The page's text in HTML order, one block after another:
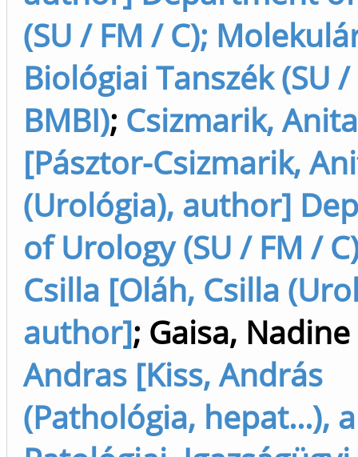
(SU / FM / C);
Biológiai Tanszék (SU
BMBI); Csizmarik, Anita
[Pásztor-Csizmarik,
(Urológia), author]
of Urology (SU / FM /
Csilla [Oláh, Csilla
author]; Gaisa, Nadine
Andras [Kiss, András
(Pathológia, hepat...),